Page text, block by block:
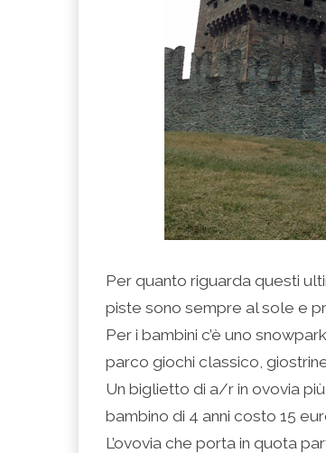
Per quanto riguarda questi
piste sono sempre al sole e
Per i bambini c’è uno
parco giochi classico,
Un biglietto di a/r in ovovia
bambino di 4 anni costo 15
L’ovovia che porta in quota